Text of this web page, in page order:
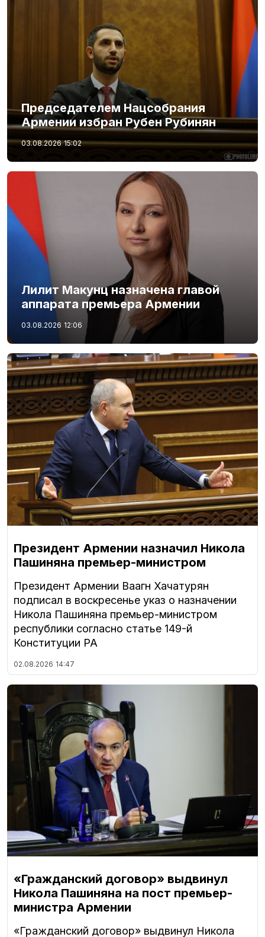
Председателем Нацсобрания
Армении избран Рубен Рубинян
03.08.2026 15:02
Лилит Макунц назначена главой
аппарата премьера Армении
03.08.2026 12:06
Президент Армении назначил Никола
Пашиняна премьер-министром
Президент Армении Ваагн Хачатурян
подписал в воскресенье указ о назначении
Никола Пашиняна премьер-министром
республики согласно статье 149-й
Конституции РА
02.08.2026 14:47
«Гражданский договор» выдвинул
Никола Пашиняна на пост премьер-
министра Армении
«Гражданский договор» выдвинул Никола